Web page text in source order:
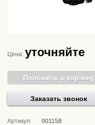
Цена: уточняйте
Положить в корзину
Заказать звонок
Артикул: 001158